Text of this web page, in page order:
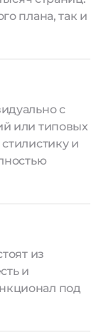
плана, так и
с
или типовых
и
из
и
под